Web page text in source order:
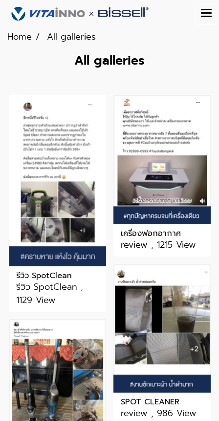
Home All galleries
All galleries
รีวิว SpotClean
รีวิว SpotClean ,
1129 View
เครื่องฟอกอากาศ
review , 1215 View
SPOT CLEANER
review , 986 View